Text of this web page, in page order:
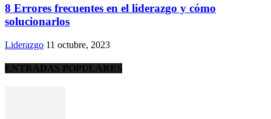
8 Errores frecuentes en el liderazgo y cómo
solucionarlos
Liderazgo 11 octubre, 2023
ENTRADAS POPULARES